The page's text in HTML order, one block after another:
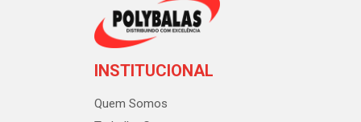
INSTITUCIONAL
Quem Somos